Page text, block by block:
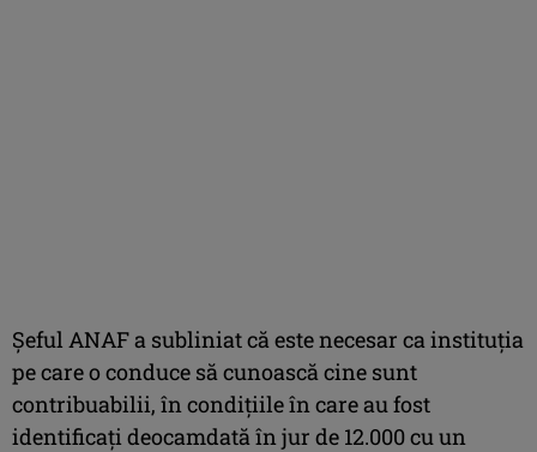
Şeful ANAF a subliniat că este necesar ca instituţia
pe care o conduce să cunoască cine sunt
contribuabilii, în condiţiile în care au fost
identificaţi deocamdată în jur de 12.000 cu un